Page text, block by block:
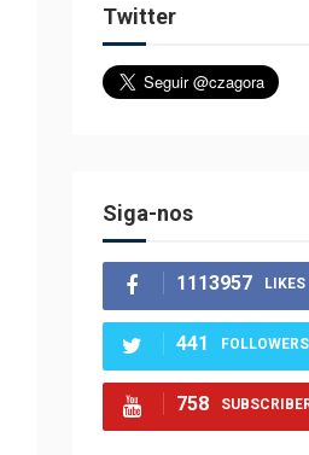
Twitter
Siga-nos
1113957 LIKES
441 FOLLOWERS
758